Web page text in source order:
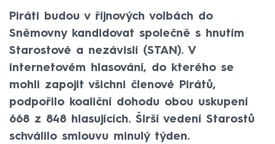
Piráti budou v říjnových volbách do
Sněmovny kandidovat společně s hnutím
Starostové a nezávislí (STAN). V
internetovém hlasování, do kterého se
mohli zapojit všichni členové Pirátů,
podpořilo koaliční dohodu obou uskupení
668 z 848 hlasujících. Širší vedení Starostů
schválilo smlouvu minulý týden.